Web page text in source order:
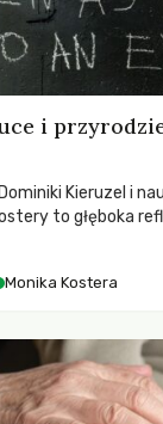
i
Kieruzel i
to głęboka
Monika Kostera